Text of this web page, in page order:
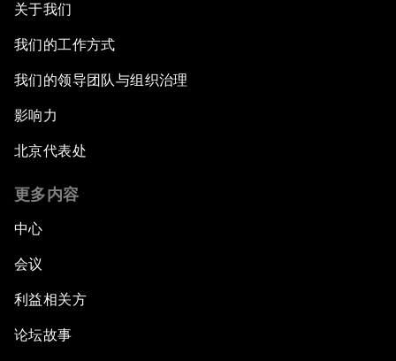
关于我们
我们的工作方式
我们的领导团队与组织治理
影响力
北京代表处
更多内容
中心
会议
利益相关方
论坛故事